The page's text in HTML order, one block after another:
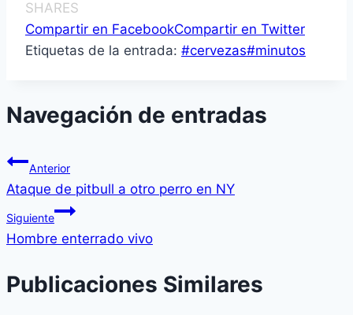
SHARES
Compartir en FacebookCompartir en Twitter
Etiquetas de la entrada: #cervezas#minutos
Navegación de entradas
Anterior
Ataque de pitbull a otro perro en NY
Siguiente
Hombre enterrado vivo
Publicaciones Similares